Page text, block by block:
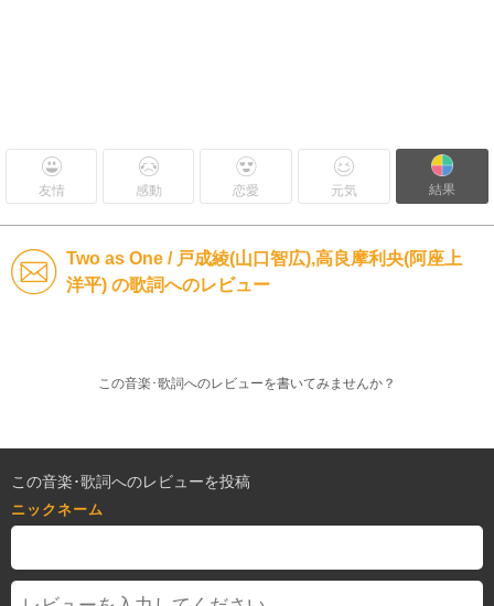
友情 感動 恋愛 元気 結果
Two as One / 戸成綾(山口智広),高良摩利央(阿座上
洋平) の歌詞へのレビュー
この音楽･歌詞へのレビューを書いてみませんか？
この音楽･歌詞へのレビューを投稿
ニックネーム